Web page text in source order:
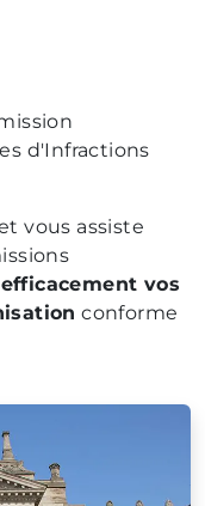
d'Infractions
vous assiste
vos
conforme